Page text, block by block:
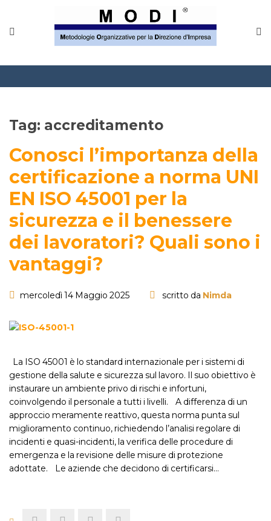
Corsi
CONTATTACI
Questionario
Blog e info
Tag: accreditamento
Conosci l’importanza della
certificazione a norma UNI
EN ISO 45001 per la
sicurezza e il benessere
dei lavoratori? Quali sono i
vantaggi?
mercoledì 14 Maggio 2025 scritto da Nimda
La ISO 45001 è lo standard internazionale per i sistemi di
gestione della salute e sicurezza sul lavoro. Il suo obiettivo è
instaurare un ambiente privo di rischi e infortuni,
coinvolgendo il personale a tutti i livelli. A differenza di un
approccio meramente reattivo, questa norma punta sul
miglioramento continuo, richiedendo l’analisi regolare di
incidenti e quasi-incidenti, la verifica delle procedure di
emergenza e la revisione delle misure di protezione
adottate. Le aziende che decidono di certificarsi…